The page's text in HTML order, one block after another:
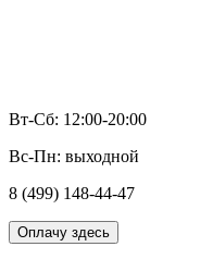
Вт-Сб: 12:00-20:00
Вс-Пн: выходной
8 (499) 148-44-47
Оплачу здесь